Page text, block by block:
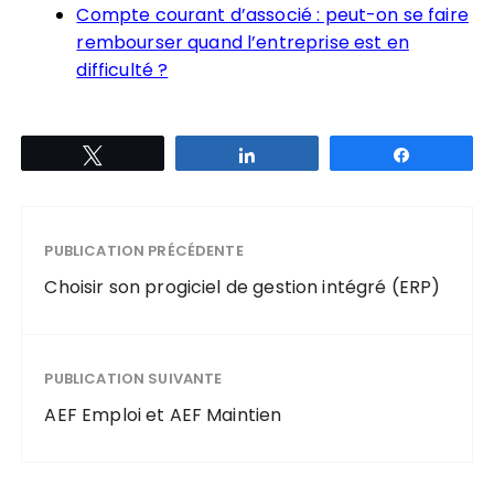
Compte courant d’associé : peut-on se faire
rembourser quand l’entreprise est en
difficulté ?
PUBLICATION PRÉCÉDENTE
Choisir son progiciel de gestion intégré (ERP)
PUBLICATION SUIVANTE
AEF Emploi et AEF Maintien